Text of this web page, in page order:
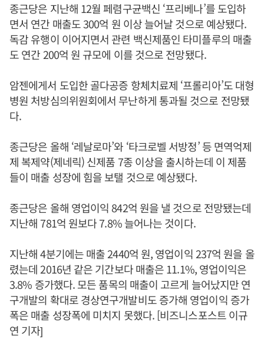
종근당은 지난해 12월 페렴구균백신 ‘프리베나’를 도입하
면서 연간 매출도 300억 원 이상 늘어날 것으로 예상됐다.
독감 유행이 이어지면서 관련 백신제품인 타미플루의 매출
도 연간 200억 원 규모에 이를 것으로 전망됐다.
암젠에게서 도입한 골다공증 항체치료제 ‘프롤리아’도 대형
병원 처방심의위원회에서 무난하게 통과될 것으로 전망됐
다.
종근당은 올해 ‘레날로마’와 ‘타크로벨 서방정’ 등 면역억제
제 복제약(제네릭) 신제품 7종 이상을 출시하는데 이 제품
들이 매출 성장에 힘을 보탤 것으로 예상됐다.
종근당은 올해 영업이익 842억 원을 낼 것으로 전망됐는데
지난해 781억 원보다 7.8% 늘어나는 것이다.
지난해 4분기에는 매출 2440억 원, 영업이익 237억 원을 올
렸는데 2016년 같은 기간보다 매출은 11.1%, 영업이익은
3.8% 증가했다. 모든 품목의 매출이 고르게 늘어났지만 연
구개발의 확대로 경상연구개발비도 증가해 영업이익 증가
폭은 매출 성장폭에 미치지 못했다. [비즈니스포스트 이규
연 기자]